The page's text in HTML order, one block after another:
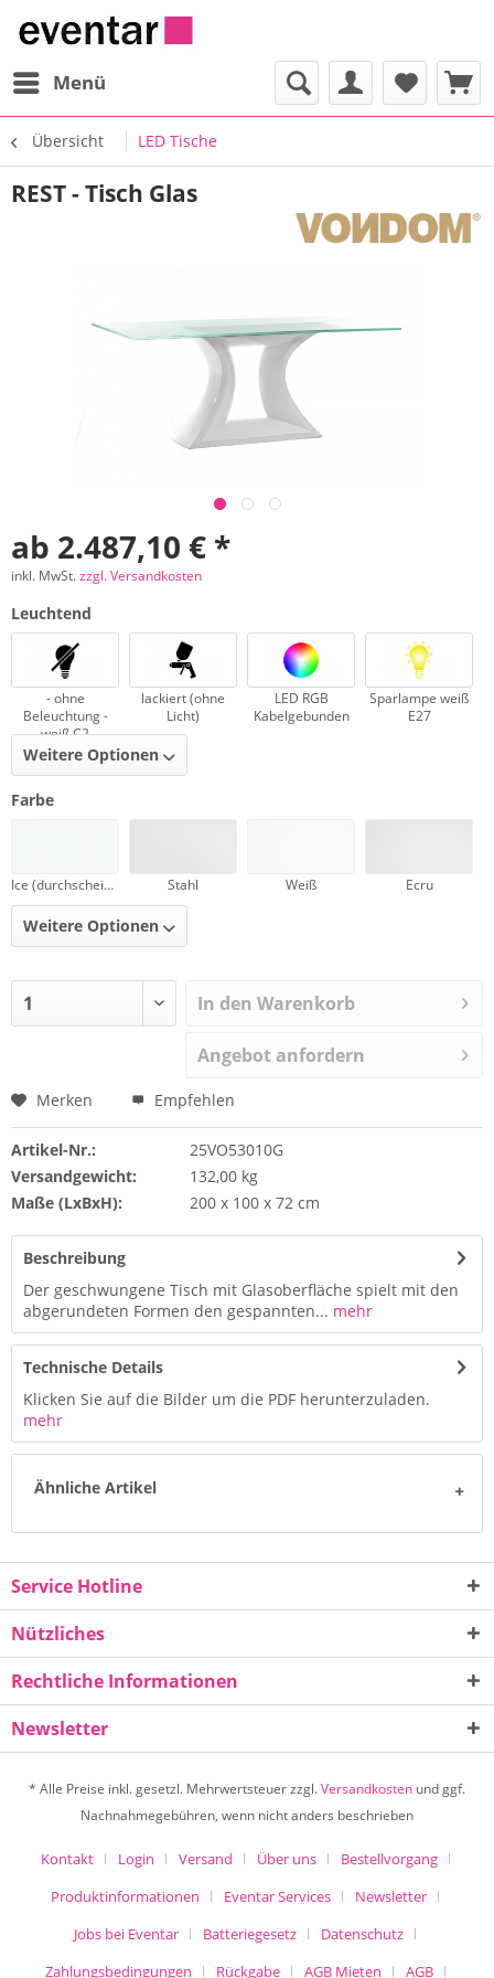
Menü
Übersicht LED Tische
REST - Tisch Glas
ab 2.487,10 € *
inkl. MwSt.zzgl. Versandkosten
Leuchtend
- ohne
Beleuchtung -
weiß C2
lackiert (ohne
Licht)
LED RGB
Kabelgebunden
Sparlampe weiß
E27
Weitere Optionen
Farbe
Ice (durchscheinend) Stahl Weiß Ecru
Weitere Optionen
In den Warenkorb
Angebot anfordern
Merken Empfehlen
Artikel-Nr.:
25VO53010G
Versandgewicht:
132,00 kg
Maße (LxBxH):
200 x 100 x 72 cm
Beschreibung
Der geschwungene Tisch mit Glasoberfläche spielt mit den
abgerundeten Formen den gespannten... mehr
Technische Details
Klicken Sie auf die Bilder um die PDF herunterzuladen.
mehr
Ähnliche Artikel
Service Hotline
Nützliches
Rechtliche Informationen
Newsletter
* Alle Preise inkl. gesetzl. Mehrwertsteuer zzgl.Versandkosten und ggf.
Nachnahmegebühren, wenn nicht anders beschrieben
Kontakt Login Versand Über uns
Bestellvorgang
Produktinformationen
Eventar Services
Newsletter
Jobs bei Eventar
Batteriegesetz
Datenschutz
Zahlungsbedingungen
Rückgabe AGB Mieten AGB